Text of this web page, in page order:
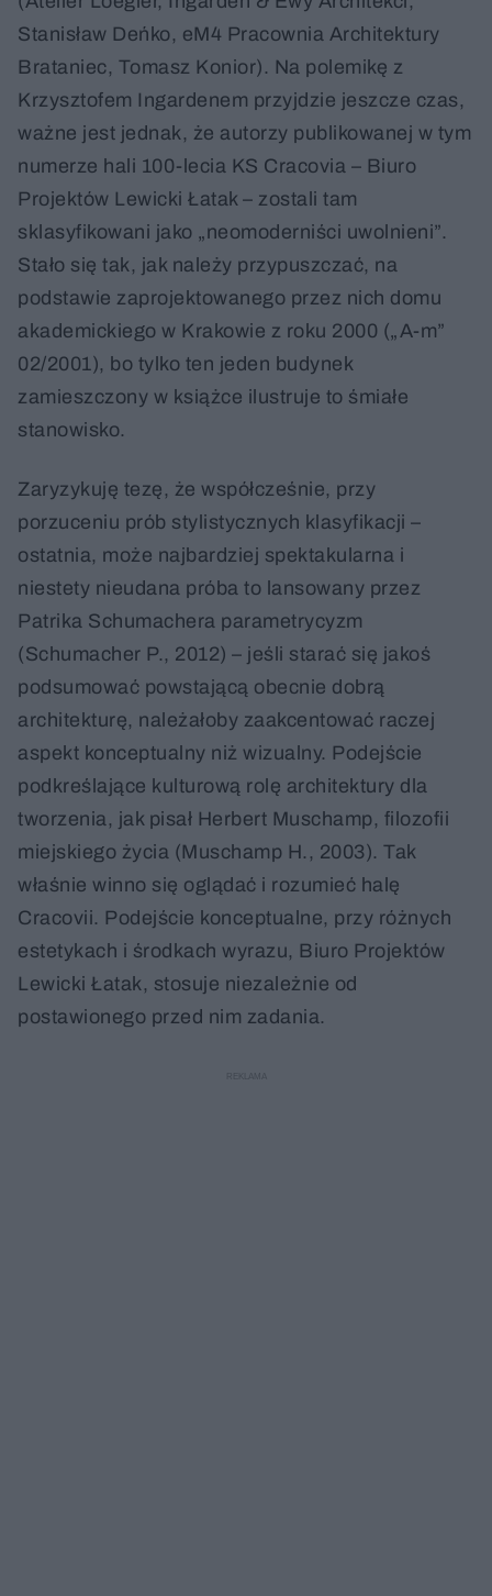
Stanisław Deńko, eM4 Pracownia Architektury
Brataniec, Tomasz Konior). Na polemikę z
Krzysztofem Ingardenem przyjdzie jeszcze czas,
ważne jest jednak, że autorzy publikowanej w tym
numerze hali 100-lecia KS Cracovia – Biuro
Projektów Lewicki Łatak – zostali tam
sklasyfikowani jako „neomoderniści uwolnieni”.
Stało się tak, jak należy przypuszczać, na
podstawie zaprojektowanego przez nich domu
akademickiego w Krakowie z roku 2000 („A-m”
02/2001), bo tylko ten jeden budynek
zamieszczony w książce ilustruje to śmiałe
stanowisko.
Zaryzykuję tezę, że współcześnie, przy
porzuceniu prób stylistycznych klasyfikacji –
ostatnia, może najbardziej spektakularna i
niestety nieudana próba to lansowany przez
Patrika Schumachera parametrycyzm
(Schumacher P., 2012) – jeśli starać się jakoś
podsumować powstającą obecnie dobrą
architekturę, należałoby zaakcentować raczej
aspekt konceptualny niż wizualny. Podejście
podkreślające kulturową rolę architektury dla
tworzenia, jak pisał Herbert Muschamp, filozofii
miejskiego życia (Muschamp H., 2003). Tak
właśnie winno się oglądać i rozumieć halę
Cracovii. Podejście konceptualne, przy różnych
estetykach i środkach wyrazu, Biuro Projektów
Lewicki Łatak, stosuje niezależnie od
postawionego przed nim zadania.